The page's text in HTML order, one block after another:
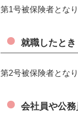
第1号被保険者とな
就職したとき
第2号被保険者とな
会社員や公